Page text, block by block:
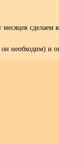
сделаем
необходим) и